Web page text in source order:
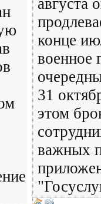
августа
конце
военное
31
этом
важных